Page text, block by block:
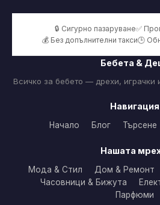
🔒 Сигурно пазаруване✅
💰 Без допълнителни такси🕒
Бебета &
Всичко за бебето — дрехи, играчки
Навигация
Начало Блог Търсене
Нашата
Мода & Стил Дом & Ремонт
Часовници & Бижута
Парфюми